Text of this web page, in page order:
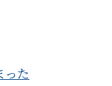
った